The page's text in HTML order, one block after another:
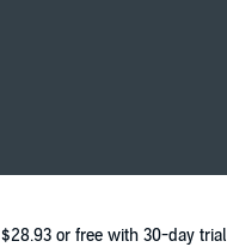
$28.93 or free with 30-day trial